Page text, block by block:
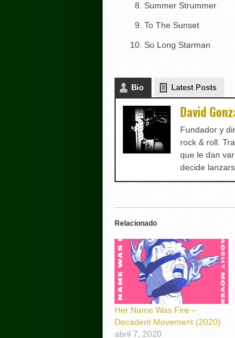
Summer Strummer
To The Sunset
So Long Starman
Bio Latest Posts
David
Fundador y
rock & roll.
que le dan
decide
Relacionado
Her Name Was Fire –
Decadent Movement (2020)
abril 7, 2020